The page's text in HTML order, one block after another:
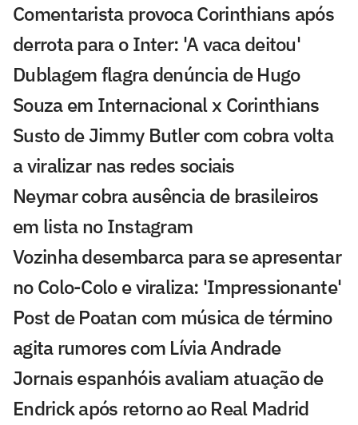
Comentarista provoca Corinthians após
derrota para o Inter: 'A vaca deitou'
Dublagem flagra denúncia de Hugo
Souza em Internacional x Corinthians
Susto de Jimmy Butler com cobra volta
a viralizar nas redes sociais
Neymar cobra ausência de brasileiros
em lista no Instagram
Vozinha desembarca para se apresentar
no Colo-Colo e viraliza: 'Impressionante'
Post de Poatan com música de término
agita rumores com Lívia Andrade
Jornais espanhóis avaliam atuação de
Endrick após retorno ao Real Madrid